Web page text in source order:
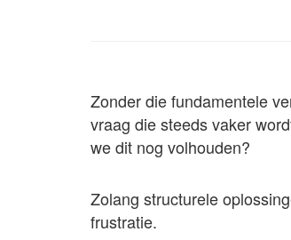
Zonder die fundamentele
vraag die steeds vaker
we dit nog volhouden?
Zolang structurele
frustratie.